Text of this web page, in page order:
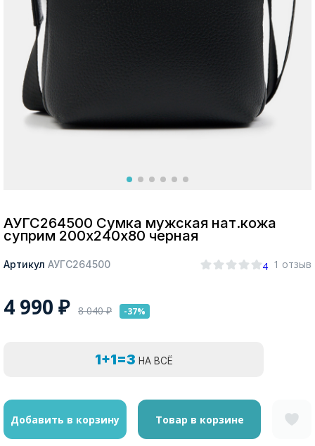
Да, все верно Изменить город
АУГС264500 Сумка мужская нат.кожа
суприм 200х240х80 черная
Артикул АУГС264500 4 1 отзыв
4 990 ₽ 8 040₽ -37%
1+1=3 НА ВСЁ
Добавить в корзину Товар в корзине